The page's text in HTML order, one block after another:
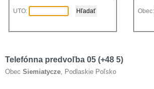
UTO: Obec:
Telefónna predvoľba 05 (+48 5)
Obec Siemiatycze, Podlaskie Poľsko